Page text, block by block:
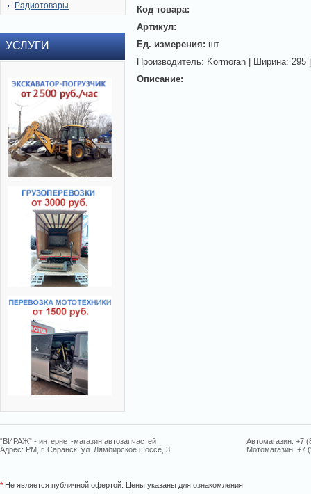
Радиотовары
УСЛУГИ
Код товара:
Артикул:
Ед. измерения: шт
Производитель: Kormoran | Ширина:
Описание:
“ВИРАЖ” - интернет-магазин автозапчастей
Адрес: РМ, г. Саранск, ул. Лямбирское шоссе, 3
Автомагазин: +7
Мотомагазин: +7
* Не является публичной офертой. Цены указаны для ознакомления.